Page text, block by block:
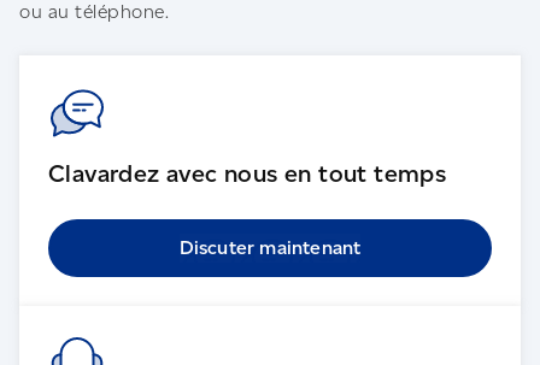
ou au téléphone.
Clavardez avec nous en tout temps
Discuter maintenant